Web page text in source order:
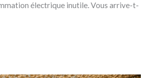
électrique inutile. Vous arrive-t-